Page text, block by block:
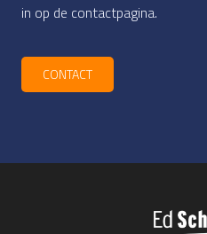
in op de contactpagina.
CONTACT